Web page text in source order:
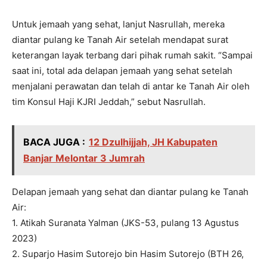
Untuk jemaah yang sehat, lanjut Nasrullah, mereka
diantar pulang ke Tanah Air setelah mendapat surat
keterangan layak terbang dari pihak rumah sakit. “Sampai
saat ini, total ada delapan jemaah yang sehat setelah
menjalani perawatan dan telah di antar ke Tanah Air oleh
tim Konsul Haji KJRI Jeddah,” sebut Nasrullah.
BACA JUGA : 12 Dzulhijjah, JH Kabupaten
Banjar Melontar 3 Jumrah
Delapan jemaah yang sehat dan diantar pulang ke Tanah
Air:
1. Atikah Suranata Yalman (JKS-53, pulang 13 Agustus
2023)
2. Suparjo Hasim Sutorejo bin Hasim Sutorejo (BTH 26,